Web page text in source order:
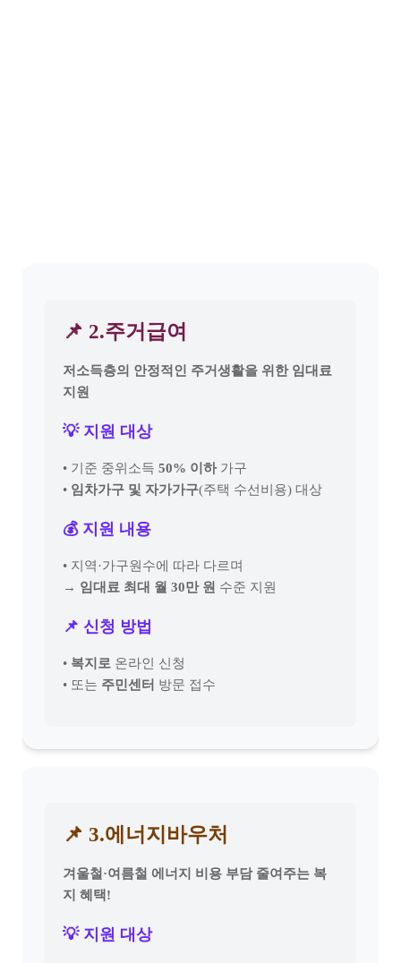
📌 2.주거급여
저소득층의 안정적인 주거생활을 위한 임대료
지원
💡 지원 대상
• 기준 중위소득 50% 이하가구
• 임차가구 및 자가가구(주택 수선비용) 대상
💰 지원 내용
• 지역·가구원수에 따라 다르며
→ 임대료 최대 월 30만 원 수준 지원
📌 신청 방법
• 복지로 온라인 신청
• 또는 주민센터 방문 접수
📌 3.에너지바우처
겨울철·여름철 에너지 비용 부담 줄여주는 복
지 혜택!
💡 지원 대상